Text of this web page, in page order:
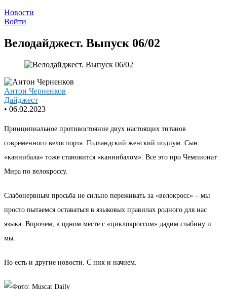
Новости
Войти
Велодайджест. Выпуск 06/02
Антон Черненков
Дайджест
• 06.02.2023
Принципиальное противостояние двух настоящих титанов
современного велоспорта. Голландский женский подиум. Сын
«каннибала» тоже становится «каннибалом». Все это про Чемпионат
Мира по велокроссу.
Слабонервным просьба не сильно переживать за «велокросс» – мы
просто пытаемся оставаться в языковых правилах родного для нас
языка. Впрочем, в одном месте с «циклокроссом» дадим слабину и
мы.
Но есть и другие новости. С них и начнем.